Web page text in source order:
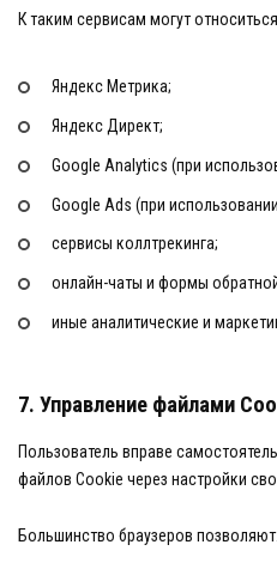
К таким сервисам могут
Яндекс Метрика;
Яндекс Директ;
Google Analytics (при
Google Ads (при
сервисы коллтрекинга;
онлайн-чаты и формы
иные аналитические и
7. Управление файлами
Пользователь вправе
файлов Cookie через настройки
Большинство браузеров позволяют: